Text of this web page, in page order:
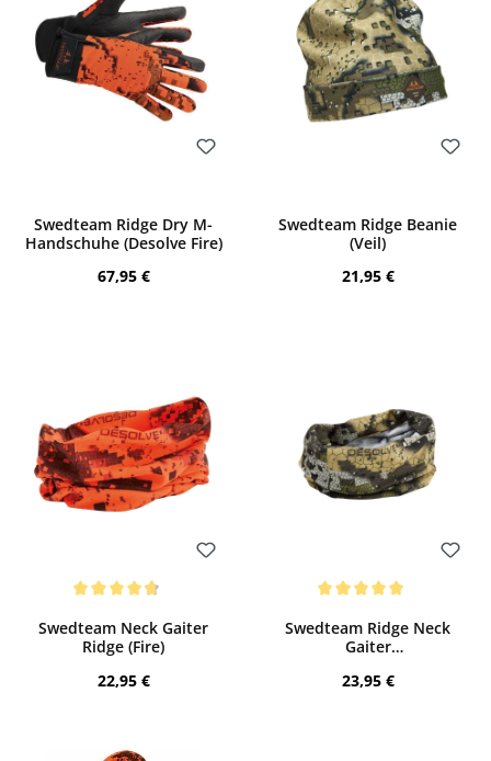
Swedteam Ridge Dry M-
Handschuhe (Desolve Fire)
Regulärer Preis:
67,95 €
Swedteam Ridge Beanie
(Veil)
Regulärer Preis:
21,95 €
Bewerten
Swedteam Neck Gaiter
Ridge (Fire)
Regulärer Preis:
22,95 €
Bewerten
Swedteam Ridge Neck
Gaiter
Regulärer Preis:
23,95 €